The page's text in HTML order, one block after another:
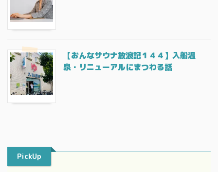
【おんなサウナ放浪記１４４】入船温
泉・リニューアルにまつわる話
PickUp